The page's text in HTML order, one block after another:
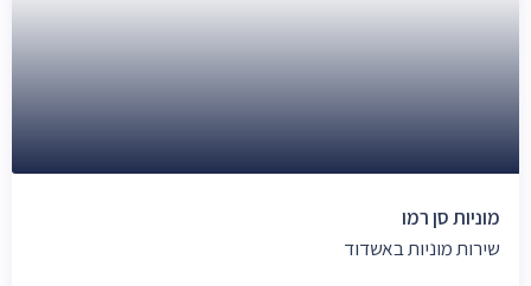
מוניות סן רמו
שירות מוניות באשדוד